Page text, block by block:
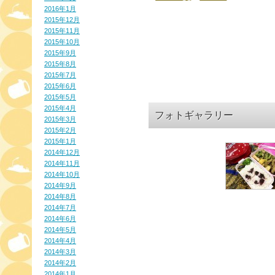
2016年1月
2015年12月
2015年11月
2015年10月
2015年9月
2015年8月
2015年7月
2015年6月
2015年5月
2015年4月
2015年3月
2015年2月
2015年1月
2014年12月
2014年11月
2014年10月
2014年9月
2014年8月
2014年7月
2014年6月
2014年5月
2014年4月
2014年3月
2014年2月
フォトギャラリー